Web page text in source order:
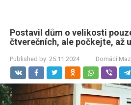
Postavil dům o velikosti
čtverečních, ale počkejte, až
Published by: 25.11.2024 Domácí